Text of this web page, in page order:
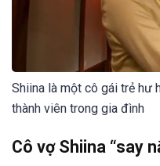
Shiina là một cô gái trẻ hư
thành viên trong gia đình
Cô vợ Shiina “say